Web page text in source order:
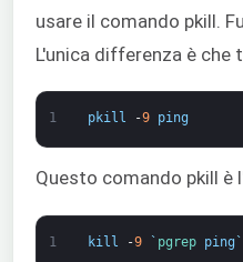
usare il comando pkill.
L'unica differenza è che
1 pkill -9 ping
Questo comando pkill è
1 kill -9 ` pgrep ping `